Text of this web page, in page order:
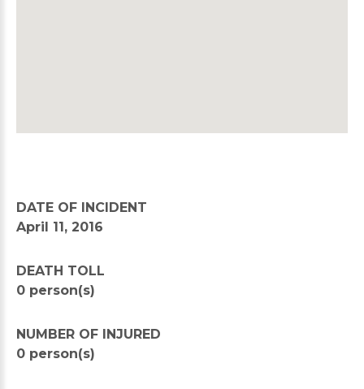
DATE OF INCIDENT
April 11, 2016
DEATH TOLL
0 person(s)
NUMBER OF INJURED
0 person(s)